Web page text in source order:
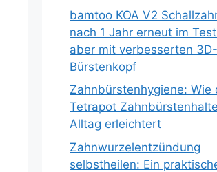
bamtoo KOA V2
nach 1 Jahr erneut im
aber mit verbesserten 3D-
Bürstenkopf
Zahnbürstenhygiene: Wie
Tetrapot
Alltag erleichtert
Zahnwurzelentzündung
selbstheilen: Ein